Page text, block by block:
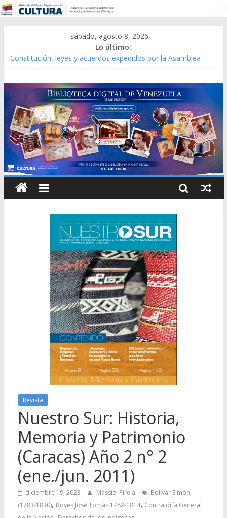
sábado, agosto 8, 2026
Lo último:
Constitución, leyes y acuerdos expedidos por la Asamblea
Modesta Bor Sánchez [material gráfico]
Gaceta Oficial de la República de Venezuela año CXXXIII Mes V,
Caracas 09 de marzo de 2006 N° 38.394
Catálogo temático de obras de Modesta Bor
Revista
Nuestro Sur: Historia,
Memoria y Patrimonio
(Caracas) Año 2 n° 2
(ene./jun. 2011)
diciembre 19, 2023 Massiel Pirela
Bolívar Simón
(1783-1830), Boves José Tomás 1782-1814, Contraloría General